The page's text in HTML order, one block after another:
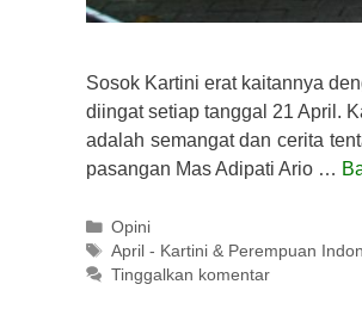
Sosok Kartini erat kaitannya
diingat setiap tanggal 21 April.
adalah semangat dan cerita
pasangan Mas Adipati Ario …
Kategori
Opini
Tag
April - Kartini & Perempuan
Tinggalkan komentar